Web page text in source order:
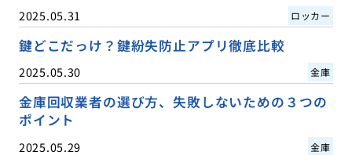
2025.05.31 ロッカー
鍵どこだっけ？鍵紛失防止アプリ徹底比較
2025.05.30 金庫
金庫回収業者の選び方、失敗しないための３つの
ポイント
2025.05.29 金庫